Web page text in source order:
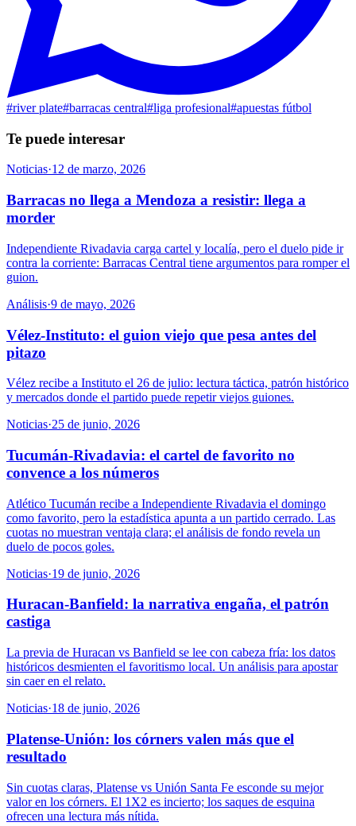
#river plate#barracas central#liga profesional#apuestas fútbol
Te puede interesar
Noticias·12 de marzo, 2026
Barracas no llega a Mendoza a resistir: llega a
morder
Independiente Rivadavia carga cartel y localía, pero el duelo pide ir
contra la corriente: Barracas Central tiene argumentos para romper el
guion.
Análisis·9 de mayo, 2026
Vélez-Instituto: el guion viejo que pesa antes del
pitazo
Vélez recibe a Instituto el 26 de julio: lectura táctica, patrón histórico
y mercados donde el partido puede repetir viejos guiones.
Noticias·25 de junio, 2026
Tucumán-Rivadavia: el cartel de favorito no
convence a los números
Atlético Tucumán recibe a Independiente Rivadavia el domingo
como favorito, pero la estadística apunta a un partido cerrado. Las
cuotas no muestran ventaja clara; el análisis de fondo revela un
duelo de pocos goles.
Noticias·19 de junio, 2026
Huracan-Banfield: la narrativa engaña, el patrón
castiga
La previa de Huracan vs Banfield se lee con cabeza fría: los datos
históricos desmienten el favoritismo local. Un análisis para apostar
sin caer en el relato.
Noticias·18 de junio, 2026
Platense-Unión: los córners valen más que el
resultado
Sin cuotas claras, Platense vs Unión Santa Fe esconde su mejor
valor en los córners. El 1X2 es incierto; los saques de esquina
ofrecen una lectura más nítida.